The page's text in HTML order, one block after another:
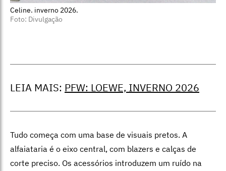
Celine. inverno 2026.
Foto: Divulgação
LEIA MAIS: PFW: LOEWE, INVERNO 2026
Tudo começa com uma base de visuais pretos. A
alfaiataria é o eixo central, com blazers e calças de
corte preciso. Os acessórios introduzem um ruído na